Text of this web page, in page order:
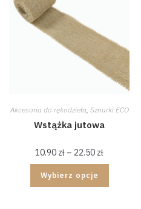
Akcesoria do rękodzieła, Sznurki ECO
Wstążka jutowa
10.90 zł – 22.50 zł
Wybierz opcje